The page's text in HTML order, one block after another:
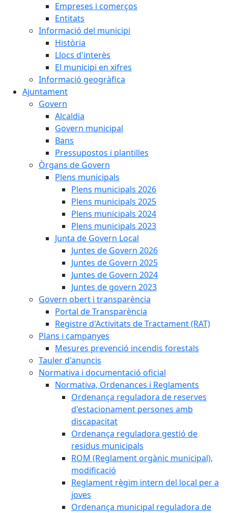
Empreses i comerços
Entitats
Informació del municipi
Història
Llocs d'interès
El municipi en xifres
Informació geogràfica
Ajuntament
Govern
Alcaldia
Govern municipal
Bans
Pressupostos i plantilles
Òrgans de Govern
Plens municipals
Plens municipals 2026
Plens municipals 2025
Plens municipals 2024
Plens municipals 2023
Junta de Govern Local
Juntes de Govern 2026
Juntes de Govern 2025
Juntes de Govern 2024
Juntes de govern 2023
Govern obert i transparència
Portal de Transparència
Registre d'Activitats de Tractament (RAT)
Plans i campanyes
Mesures prevenció incendis forestals
Tauler d'anuncis
Normativa i documentació oficial
Normativa, Ordenances i Reglaments
Ordenança reguladora de reserves
d'estacionament persones amb
discapacitat
Ordenança reguladora gestió de
residus municipals
ROM (Reglament orgànic municipal),
modificació
Reglament règim intern del local per a
joves
Ordenança municipal reguladora de